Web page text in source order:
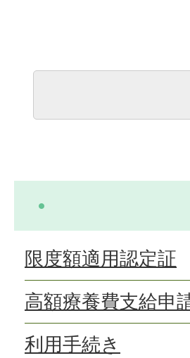
限度額適用認定証
高額療養費支給申
利用手続き